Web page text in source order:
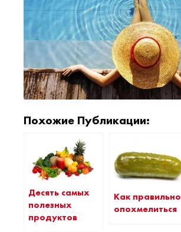
Похожие Публикации:
Десять самых
полезных
продуктов
Как правильно
опохмелиться